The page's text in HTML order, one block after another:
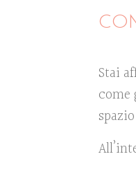
Stai
come